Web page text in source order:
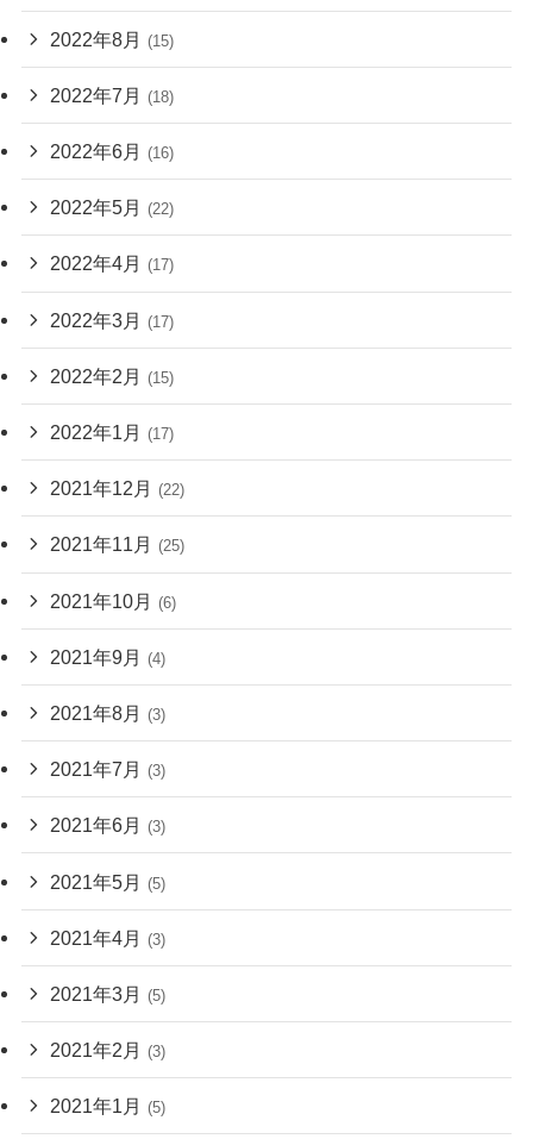
2022年8月 (15)
2022年7月 (18)
2022年6月 (16)
2022年5月 (22)
2022年4月 (17)
2022年3月 (17)
2022年2月 (15)
2022年1月 (17)
2021年12月 (22)
2021年11月 (25)
2021年10月 (6)
2021年9月 (4)
2021年8月 (3)
2021年7月 (3)
2021年6月 (3)
2021年5月 (5)
2021年4月 (3)
2021年3月 (5)
2021年2月 (3)
2021年1月 (5)